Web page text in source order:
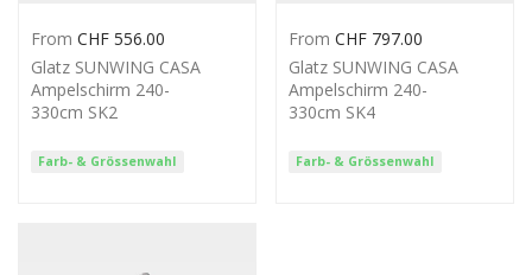
Farb- & Grössenwahl
Glatz SUNWING CASA
Ampelschirm 240-
330cm SK2
From CHF 556.00
Farb- & Grössenwahl
Glatz SUNWING CASA
Ampelschirm 240-
330cm SK4
From CHF 797.00